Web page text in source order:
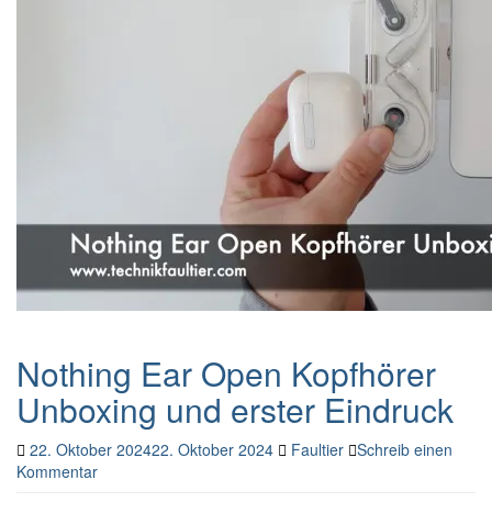
Nothing Ear Open Kopfhörer
Unboxing und erster Eindruck
22. Oktober 202422. Oktober 2024 Faultier Schreib einen
Kommentar